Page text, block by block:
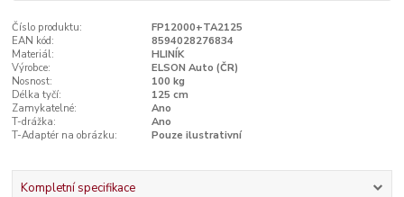
Číslo produktu:
FP12000+TA2125
EAN kód:
8594028276834
Materiál:
HLINÍK
Výrobce:
ELSON Auto (ČR)
Nosnost:
100 kg
Délka tyčí:
125 cm
Zamykatelné:
Ano
T-drážka:
Ano
T-Adaptér na obrázku:
Pouze ilustrativní
Kompletní specifikace